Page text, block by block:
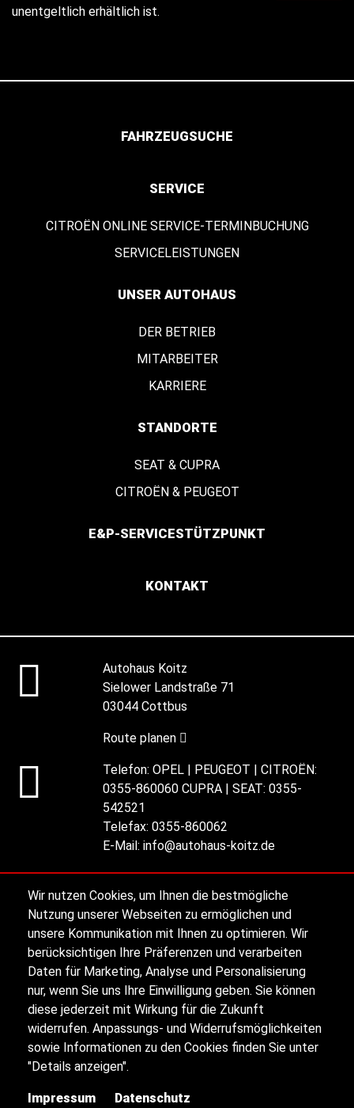
Wir nutzen Cookies, um Ihnen die bestmögliche
Nutzung unserer Webseiten zu ermöglichen und
unsere Kommunikation mit Ihnen zu optimieren. Wir
berücksichtigen Ihre Präferenzen und verarbeiten
Daten für Marketing, Analyse und Personalisierung
nur, wenn Sie uns Ihre Einwilligung geben. Sie können
diese jederzeit mit Wirkung für die Zukunft
widerrufen. Anpassungs- und Widerrufsmöglichkeiten
sowie Informationen zu den Cookies finden Sie unter
"Details anzeigen".
Impressum Datenschutz
unentgeltlich erhältlich ist.
FAHRZEUGSUCHE
SERVICE
CITROËN ONLINE SERVICE-TERMINBUCHUNG
SERVICELEISTUNGEN
UNSER AUTOHAUS
DER BETRIEB
MITARBEITER
KARRIERE
STANDORTE
SEAT & CUPRA
CITROËN & PEUGEOT
E&P-SERVICESTÜTZPUNKT
KONTAKT
Autohaus Koitz
Sielower Landstraße 71
03044 Cottbus
Route planen
Telefon: OPEL | PEUGEOT | CITROËN:
0355-860060 CUPRA | SEAT: 0355-
542521
Telefax: 0355-860062
E-Mail: info@autohaus-koitz.de
Ansprechpartner
Alle Öffnungszeiten
Datenschutz